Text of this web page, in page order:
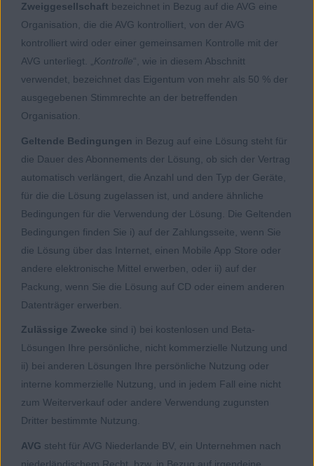
Zweiggesellschaft bezeichnet in Bezug auf die AVG eine
Organisation, die die AVG kontrolliert, von der AVG
kontrolliert wird oder einer gemeinsamen Kontrolle mit der
AVG unterliegt. „Kontrolle“, wie in diesem Abschnitt
verwendet, bezeichnet das Eigentum von mehr als 50 % der
ausgegebenen Stimmrechte an der betreffenden
Organisation.
Geltende Bedingungen in Bezug auf eine Lösung steht für
die Dauer des Abonnements der Lösung, ob sich der Vertrag
automatisch verlängert, die Anzahl und den Typ der Geräte,
für die die Lösung zugelassen ist, und andere ähnliche
Bedingungen für die Verwendung der Lösung. Die Geltenden
Bedingungen finden Sie i) auf der Zahlungsseite, wenn Sie
die Lösung über das Internet, einen Mobile App Store oder
andere elektronische Mittel erwerben, oder ii) auf der
Packung, wenn Sie die Lösung auf CD oder einem anderen
Datenträger erwerben.
Zulässige Zwecke sind i) bei kostenlosen und Beta-
Lösungen Ihre persönliche, nicht kommerzielle Nutzung und
ii) bei anderen Lösungen Ihre persönliche Nutzung oder
interne kommerzielle Nutzung, und in jedem Fall eine nicht
zum Weiterverkauf oder andere Verwendung zugunsten
Dritter bestimmte Nutzung.
AVG steht für AVG Niederlande BV, ein Unternehmen nach